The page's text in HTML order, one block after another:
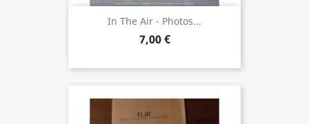
In The Air - Photos...
7,00 €